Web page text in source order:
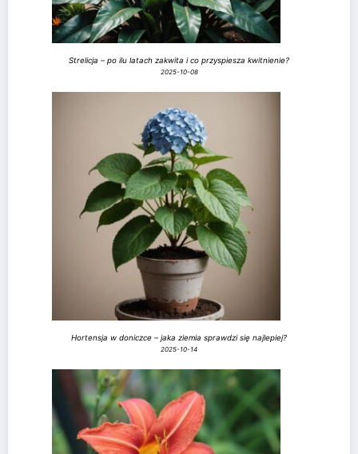
Strelicja – po ilu latach zakwita i co przyspiesza kwitnienie?
2025-10-08
Hortensja w doniczce – jaka ziemia sprawdzi się najlepiej?
2025-10-14